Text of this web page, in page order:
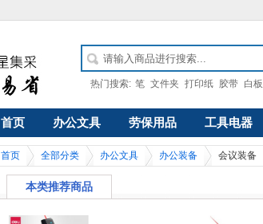
热门搜索: 笔 文件夹 打印纸 胶带 白板
首页 办公文具 劳保用品 工具电器
首页 全部分类 办公文具 办公装备 会议装备
本类推荐商品